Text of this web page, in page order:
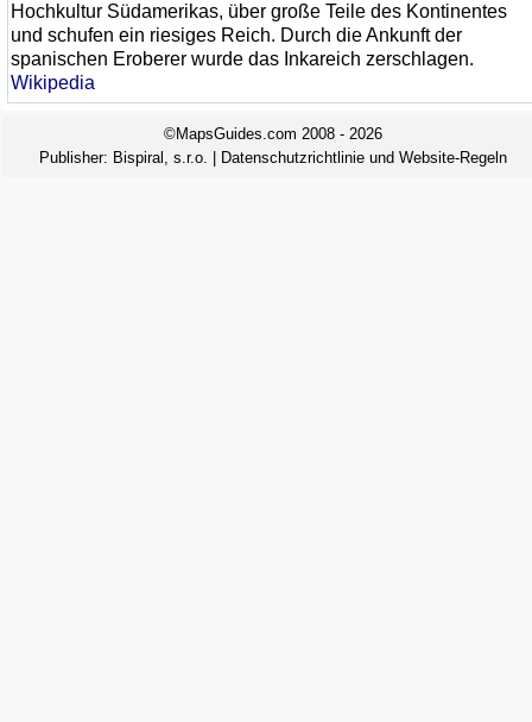
Hochkultur Südamerikas, über große Teile des Kontinentes
und schufen ein riesiges Reich. Durch die Ankunft der
spanischen Eroberer wurde das Inkareich zerschlagen.
Wikipedia
©MapsGuides.com 2008 - 2026
Publisher: Bispiral, s.r.o. Datenschutzrichtlinie und Website-Regeln